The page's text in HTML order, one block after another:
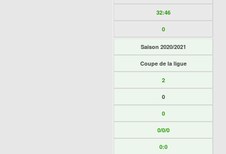
32:46
0
Saison 2020/2021
Coupe de la ligue
2
0
0
0/0/0
0:0